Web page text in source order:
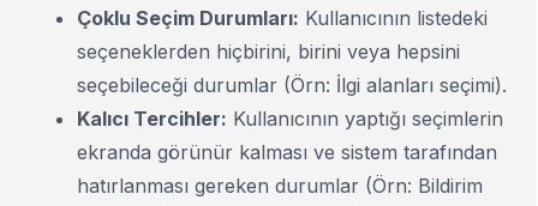
Çoklu Seçim Durumları: Kullanıcının listedeki
seçeneklerden hiçbirini, birini veya hepsini
seçebileceği durumlar (Örn: İlgi alanları seçimi).
Kalıcı Tercihler: Kullanıcının yaptığı seçimlerin
ekranda görünür kalması ve sistem tarafından
hatırlanması gereken durumlar (Örn: Bildirim